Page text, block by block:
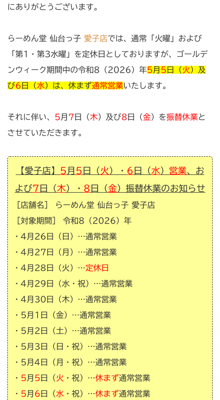
にありがとうございます。
らーめん堂 仙台っ子 愛子店では、通常「火曜」および
「第1・第3水曜」を定休日としておりますが、ゴールデ
ンウィーク期間中の令和8（2026）年5月 5 日（火）及
び6 日（水）は、休まず通常営業いたします。
それに伴い、 5月 7 日（木）及び8 日（金）を振替休業と
させていただきます。
【愛子店】 5 月 5 日（火）・ 6 日（水） 営業、お
よび7 日（木）・ 8 日（金）振替休業のお知らせ
［店舗名］ らーめん堂 仙台っ子 愛子店
［対象期間］ 令和8（2026）年
・4月26日（日）…通常営業
・4月27日（月）…通常営業
・4月28日（火）…定休日
・4月29日（水・祝）…通常営業
・4月30日（木）…通常営業
・5月1日（金）…通常営業
・5月2日（土）…通常営業
・5月3日（日・祝）…通常営業
・5月4日（月・祝）…通常営業
・ 5月 5 日（火 ・祝）…休まず通常営業
・ 5月 6 日（水 ・祝）…休まず通常営業